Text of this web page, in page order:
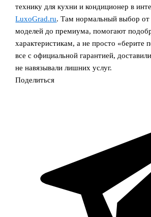
технику для кухни и кондиционер в
LuxoGrad.ru. Там нормальный выбор от
моделей до премиума, помогают
характеристикам, а не просто «берите
все с официальной гарантией,
не навязывали лишних услуг.
Поделиться